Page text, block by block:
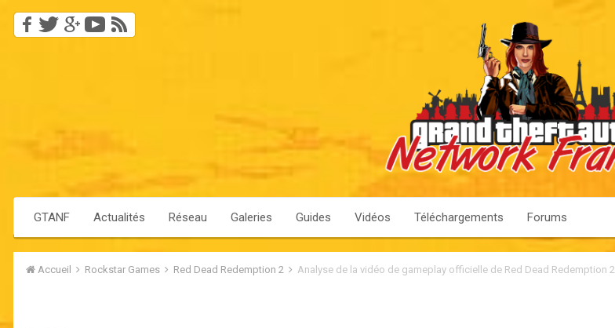
GTANF Actualités Réseau Galeries Guides Vidéos Téléchargements Forums
Accueil Rockstar Games Red Dead Redemption 2 Analyse de la vidéo de gameplay officielle de Red Dead Redemption 2